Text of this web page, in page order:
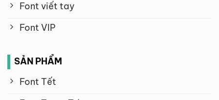
Font viết tay
Font VIP
SẢN PHẨM
Font Tết